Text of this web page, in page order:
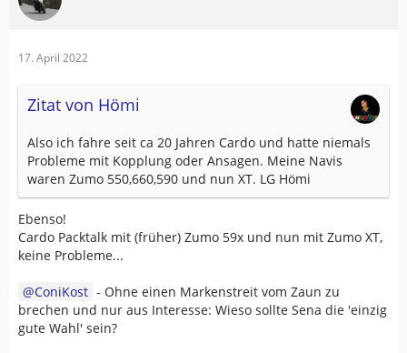
17. April 2022
Zitat von Hömi
Also ich fahre seit ca 20 Jahren Cardo und hatte niemals
Probleme mit Kopplung oder Ansagen. Meine Navis
waren Zumo 550,660,590 und nun XT. LG Hömi
Ebenso!
Cardo Packtalk mit (früher) Zumo 59x und nun mit Zumo XT,
keine Probleme...
ConiKost - Ohne einen Markenstreit vom Zaun zu
brechen und nur aus Interesse: Wieso sollte Sena die 'einzig
gute Wahl' sein?